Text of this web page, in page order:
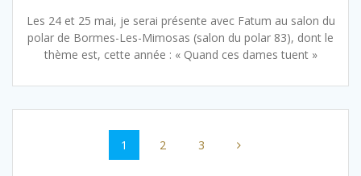
Les 24 et 25 mai, je serai présente avec Fatum au salon du
polar de Bormes-Les-Mimosas (salon du polar 83), dont le
thème est, cette année : « Quand ces dames tuent »
Page
1 Page
2 Page
3